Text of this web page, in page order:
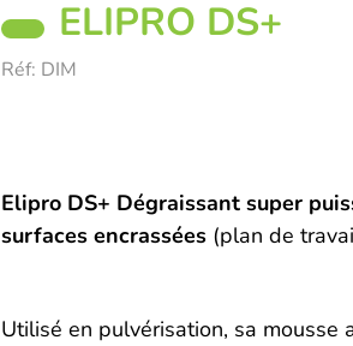
ELIPRO DS+
Réf: DIM
Elipro DS+ Dégraissant super
surfaces encrassées (plan de
Utilisé en pulvérisation, sa mousse